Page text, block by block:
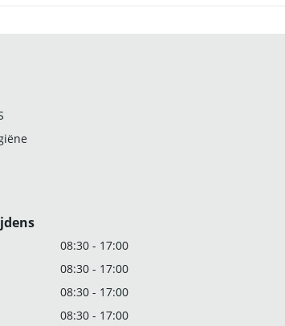
08:30 - 17:00
08:30 - 17:00
08:30 - 17:00
08:30 - 17:00